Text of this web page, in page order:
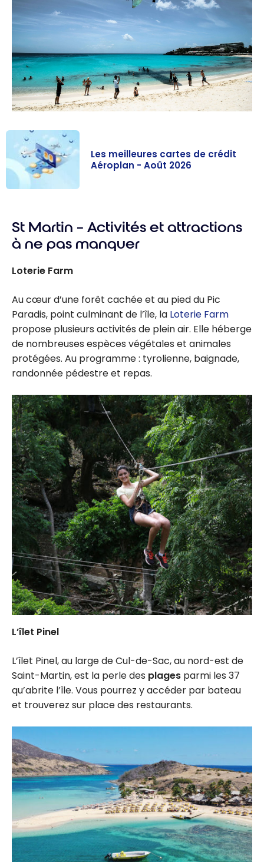
crédit Aéroplan
- Août 2026
Les meilleures cartes de crédit
Aéroplan - Août 2026
St Martin – Activités et attractions
à ne pas manquer
Loterie Farm
Au cœur d’une forêt cachée et au pied du Pic
Paradis, point culminant de l’île, la Loterie Farm
propose plusieurs activités de plein air. Elle héberge
de nombreuses espèces végétales et animales
protégées. Au programme : tyrolienne, baignade,
randonnée pédestre et repas.
L’îlet Pinel
L’îlet Pinel, au large de Cul-de-Sac, au nord-est de
Saint-Martin, est la perle des plages parmi les 37
qu’abrite l’île. Vous pourrez y accéder par bateau
et trouverez sur place des restaurants.